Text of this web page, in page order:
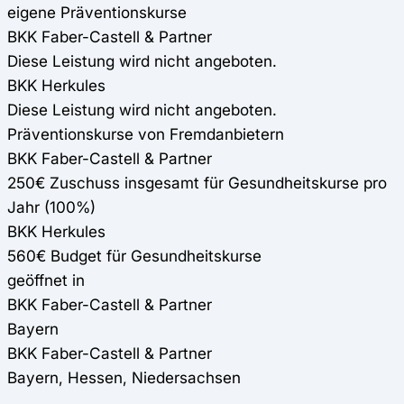
eigene Präventionskurse
BKK Faber-Castell & Partner
Diese Leistung wird nicht angeboten.
BKK Herkules
Diese Leistung wird nicht angeboten.
Präventionskurse von Fremdanbietern
BKK Faber-Castell & Partner
250€ Zuschuss insgesamt für Gesundheitskurse pro
Jahr (100%)
BKK Herkules
560€ Budget für Gesundheitskurse
geöffnet in
BKK Faber-Castell & Partner
Bayern
BKK Faber-Castell & Partner
Bayern, Hessen, Niedersachsen